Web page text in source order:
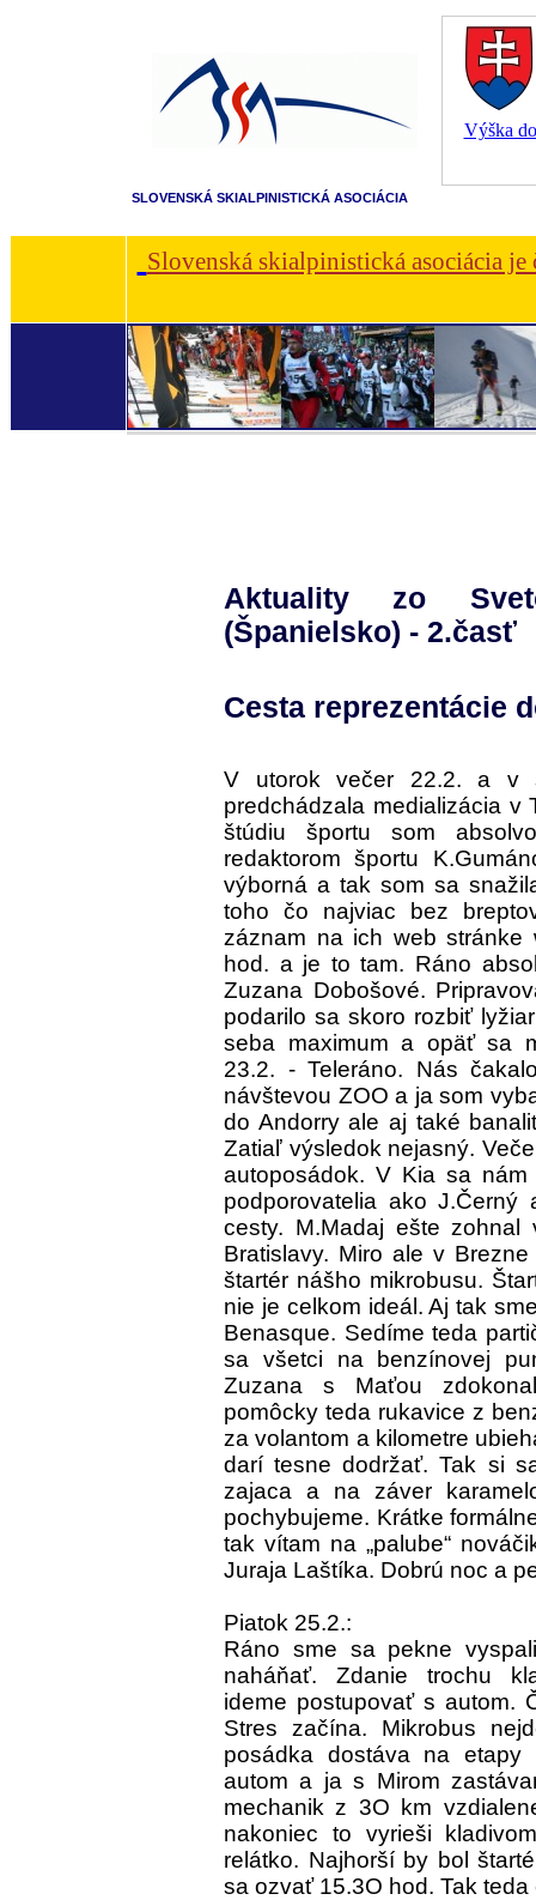
Výška
SLOVENSKÁ SKIALPINISTICKÁ ASOCIÁCIA
Slovenská skialpinistická asociácia
Aktuality zo
(Španielsko) - 2.časť
Cesta reprezentácie
V utorok večer 22.2. a v
predchádzala medializácia v
štúdiu športu som
redaktorom športu
výborná a tak som sa
toho čo najviac bez
záznam na ich web stránke
hod. a je to tam. Ráno
Zuzana Dobošové.
podarilo sa skoro rozbiť
seba maximum a opäť sa
23.2. - Teleráno. Nás
návštevou ZOO a ja som
do Andorry ale aj také
Zatiaľ výsledok nejasný.
autoposádok. V Kia sa
podporovatelia ako J.Černý
cesty. M.Madaj ešte
Bratislavy. Miro ale v
štartér nášho mikrobusu.
nie je celkom ideál. Aj tak
Benasque. Sedíme teda
sa všetci na benzínovej
Zuzana s Maťou
pomôcky teda rukavice z
za volantom a kilometre
darí tesne dodržať. Tak si
zajaca a na záver
pochybujeme. Krátke
tak vítam na „palube“
Juraja Laštíka. Dobrú noc a
Piatok 25.2.:
Ráno sme sa pekne
naháňať. Zdanie trochu
ideme postupovať s autom.
Stres začína. Mikrobus
posádka dostáva na
autom a ja s Mirom
mechanik z 3O km
nakoniec to vyrieši
relátko. Najhorší by bol
sa ozvať 15.3O hod. Tak